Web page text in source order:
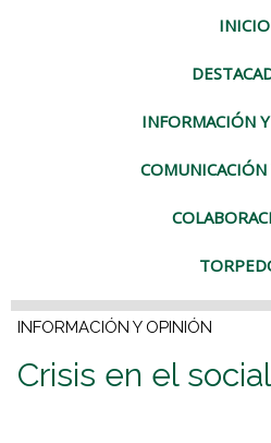
INICIO
INFORMACIÓN
INFORMACIÓN Y OPINIÓN
Crisis en el